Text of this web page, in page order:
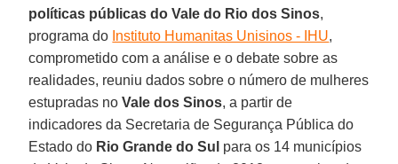
políticas públicas do Vale do Rio dos Sinos,
programa do Instituto Humanitas Unisinos - IHU,
comprometido com a análise e o debate sobre as
realidades, reuniu dados sobre o número de mulheres
estupradas noVale dos Sinos, a partir de
indicadores da Secretaria de Segurança Pública do
Estado do Rio Grande do Sul para os 14 municípios